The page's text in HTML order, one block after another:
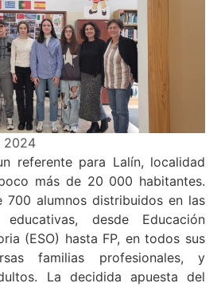
2024
referente para Lalín, localidad
más de 20 000 habitantes.
700 alumnos distribuidos en las
desde Educación
(ESO) hasta FP, en todos sus
familias profesionales, y
La decidida apuesta del